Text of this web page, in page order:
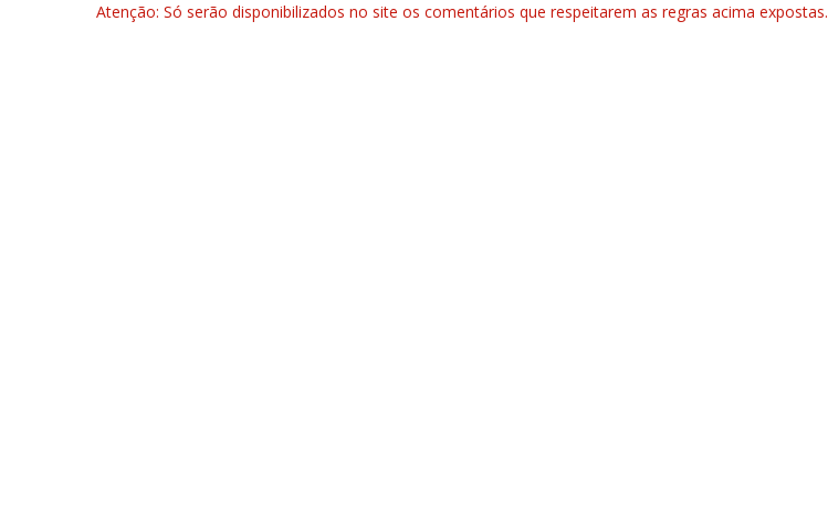
Atenção: Só serão disponibilizados no site os comentários que respeitarem as regras acima expostas.